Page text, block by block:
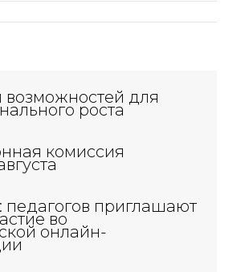
для
роста
комиссия
педагогов приглашают
во
онлайн-